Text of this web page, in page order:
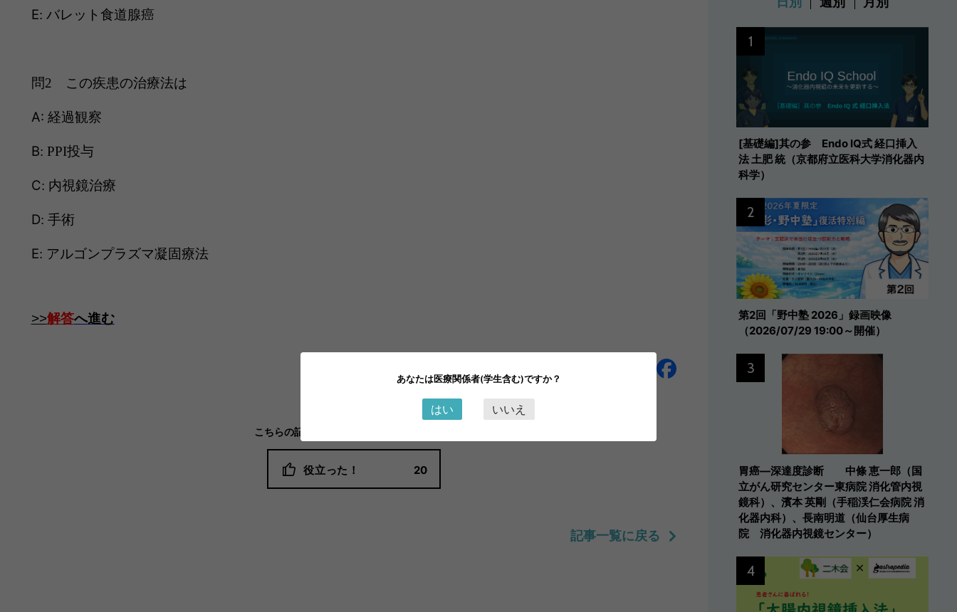
E: バレット食道腺癌
問2 この疾患の治療法は
A: 経過観察
B: PPI投与
C: 内視鏡治療
D: 手術
E: アルゴンプラズマ凝固療法
>>解答へ進む
こちらの記事の内容はお役に立ちましたか？
役立った！ 20
記事一覧に戻る
[基礎編]其の参 Endo IQ式 経口挿入
法 土肥 統（京都府立医科大学消化器内
科学）
1
第2回「野中塾 2026」録画映像
（2026/07/29 19:00～開催）
2
胃癌―深達度診断 中條 恵一郎（国
立がん研究センター東病院 消化管内視
鏡科）、濱本 英剛（手稲渓仁会病院 消
化器内科）、長南明道（仙台厚生病
院 消化器内視鏡センター）
3
4
あなたは医療関係者(学生含む)ですか？
はい いいえ